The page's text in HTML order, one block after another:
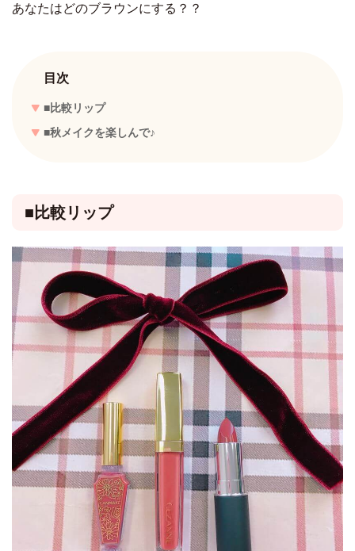
あなたはどのブラウンにする？？
目次
■比較リップ
■秋メイクを楽しんで♪
■比較リップ